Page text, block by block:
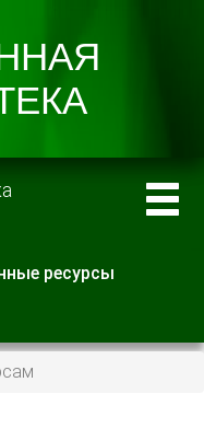
ресурсы